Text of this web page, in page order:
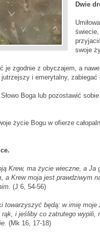
Dwie
swoje
je zgodnie z obyczajem, a
i emerytalny, zabiegać
Boga lub pozostawić
życie Bogu w ofierze
Krew, ma życie wieczne, a Ja
a Krew moja jest prawdziwym
(J 6, 54-56)
towarzyszyć będą: w imię moje
i jeśliby co zatrutego
. (Mk 16, 17-18)